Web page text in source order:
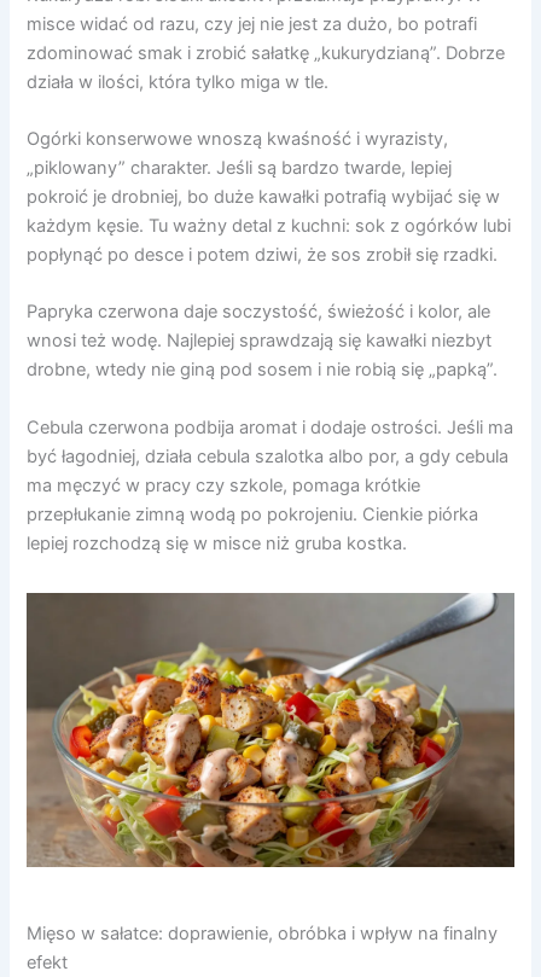
misce widać od razu, czy jej nie jest za dużo, bo potrafi
zdominować smak i zrobić sałatkę „kukurydzianą”. Dobrze
działa w ilości, która tylko miga w tle.
Ogórki konserwowe wnoszą kwaśność i wyrazisty,
„piklowany” charakter. Jeśli są bardzo twarde, lepiej
pokroić je drobniej, bo duże kawałki potrafią wybijać się w
każdym kęsie. Tu ważny detal z kuchni: sok z ogórków lubi
popłynąć po desce i potem dziwi, że sos zrobił się rzadki.
Papryka czerwona daje soczystość, świeżość i kolor, ale
wnosi też wodę. Najlepiej sprawdzają się kawałki niezbyt
drobne, wtedy nie giną pod sosem i nie robią się „papką”.
Cebula czerwona podbija aromat i dodaje ostrości. Jeśli ma
być łagodniej, działa cebula szalotka albo por, a gdy cebula
ma męczyć w pracy czy szkole, pomaga krótkie
przepłukanie zimną wodą po pokrojeniu. Cienkie piórka
lepiej rozchodzą się w misce niż gruba kostka.
Mięso w sałatce: doprawienie, obróbka i wpływ na finalny
efekt